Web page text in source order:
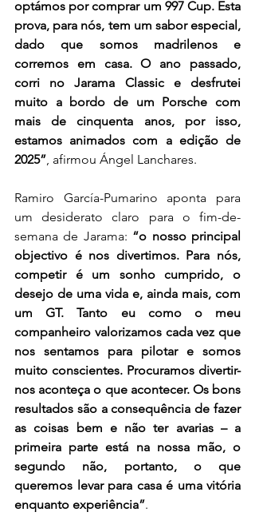
optámos por comprar um 997 Cup. Esta
prova, para nós, tem um sabor especial,
dado que somos madrilenos e
corremos em casa. O ano passado,
corri no Jarama Classic e desfrutei
muito a bordo de um Porsche com
mais de cinquenta anos, por isso,
estamos animados com a edição de
2025”, afirmou Ángel Lanchares.
Ramiro García-Pumarino aponta para
um desiderato claro para o fim-de-
semana de Jarama: “o nosso principal
objectivo é nos divertimos. Para nós,
competir é um sonho cumprido, o
desejo de uma vida e, ainda mais, com
um GT. Tanto eu como o meu
companheiro valorizamos cada vez que
nos sentamos para pilotar e somos
muito conscientes. Procuramos divertir-
nos aconteça o que acontecer. Os bons
resultados são a consequência de fazer
as coisas bem e não ter avarias – a
primeira parte está na nossa mão, o
segundo não, portanto, o que
queremos levar para casa é uma vitória
enquanto experiência”.